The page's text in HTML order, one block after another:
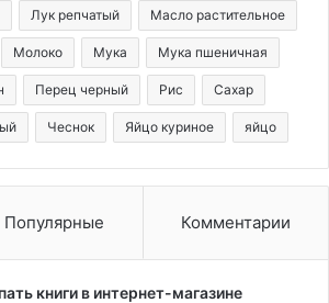
Лук репчатый Масло растительное
Молоко Мука Мука пшеничная
Перец черный Рис Сахар
Чеснок Яйцо куриное яйцо
Популярные Комментарии
книги в интернет-магазине